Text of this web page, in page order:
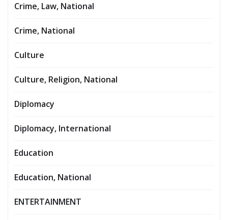
Crime, Law, National
Crime, National
Culture
Culture, Religion, National
Diplomacy
Diplomacy, International
Education
Education, National
ENTERTAINMENT